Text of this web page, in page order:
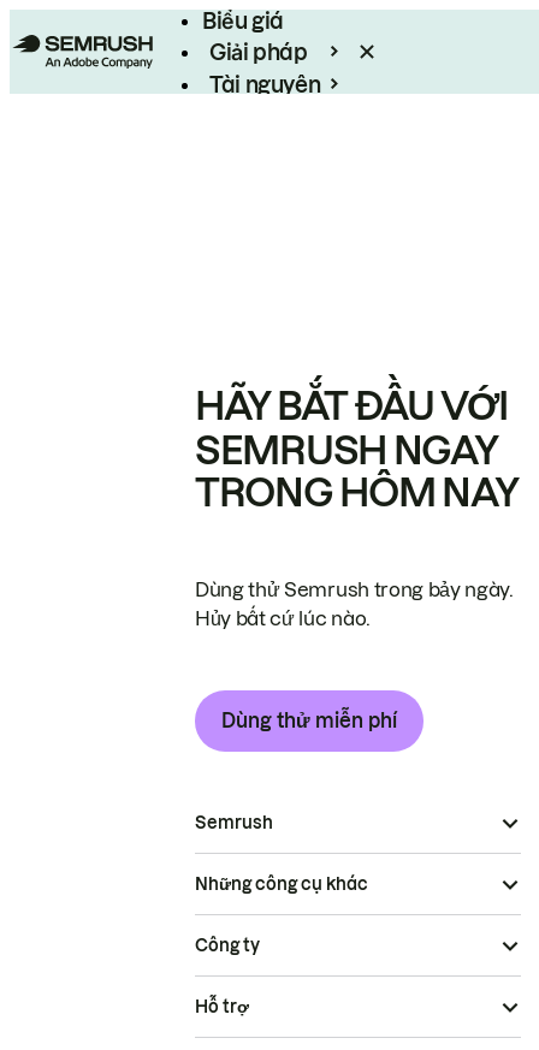
Biểu giá
Giải pháp
Tài nguyên
HÃY BẮT ĐẦU VỚI
SEMRUSH NGAY
TRONG HÔM NAY
Dùng thử Semrush trong bảy ngày.
Hủy bất cứ lúc nào.
Dùng thử miễn phí
Semrush
Những công cụ khác
Công ty
Hỗ trợ